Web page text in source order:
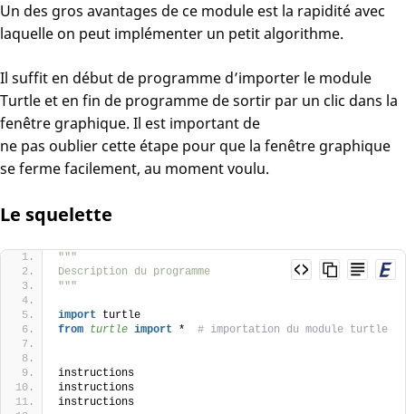
Un des gros avantages de ce module est la rapidité avec
laquelle on peut implémenter un petit algorithme.
Il suffit en début de programme d’importer le module
Turtle et en fin de programme de sortir par un clic dans la
fenêtre graphique. Il est important de
ne pas oublier cette étape pour que la fenêtre graphique
se ferme facilement, au moment voulu.
Le squelette
"""
Description du programme
"""
import turtle
from turtle import * # importation du module turtle
instructions
instructions
instructions